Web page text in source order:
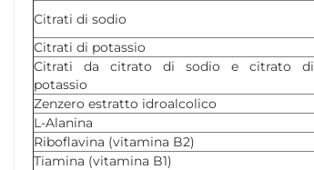
Citrati di sodio
Citrati di potassio
Citrati da citrato di sodio e citrato di
potassio
Zenzero estratto idroalcolico
L-Alanina
Riboflavina (vitamina B2)
Tiamina (vitamina B1)